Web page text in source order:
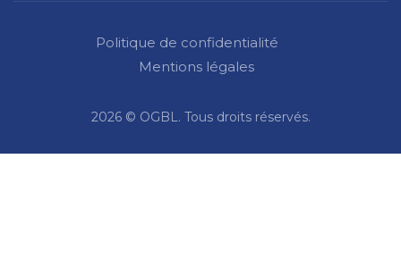
Politique de confidentialité
Mentions légales
2026 © OGBL. Tous droits réservés.